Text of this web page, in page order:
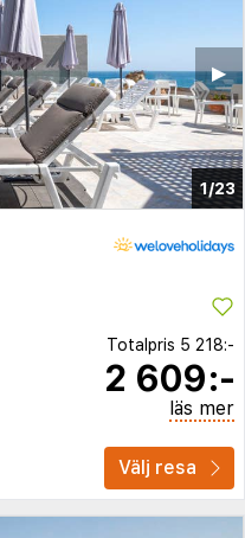
1/23
▶︎
Totalpris 5 218:-
2 609:-
läs mer
Välj resa